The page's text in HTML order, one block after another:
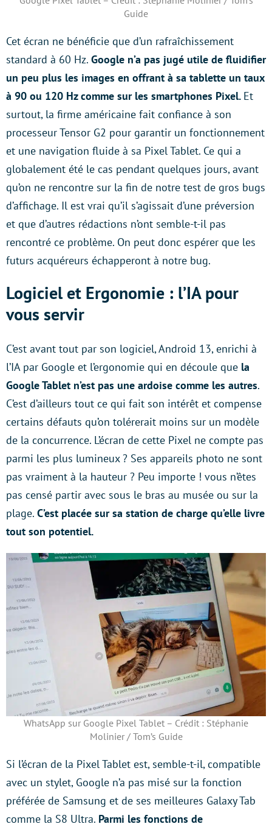
Guide
Cet écran ne bénéficie que d’un rafraîchissement
standard à 60 Hz. Google n’a pas jugé utile de fluidifier
un peu plus les images en offrant à sa tablette un taux
à 90 ou 120 Hz comme sur les smartphones Pixel. Et
surtout, la firme américaine fait confiance à son
processeur Tensor G2 pour garantir un fonctionnement
et une navigation fluide à sa Pixel Tablet. Ce qui a
globalement été le cas pendant quelques jours, avant
qu’on ne rencontre sur la fin de notre test de gros bugs
d’affichage. Il est vrai qu’il s’agissait d’une préversion
et que d’autres rédactions n’ont semble-t-il pas
rencontré ce problème. On peut donc espérer que les
futurs acquéreurs échapperont à notre bug.
Logiciel et Ergonomie : l’IA pour
vous servir
C’est avant tout par son logiciel, Android 13, enrichi à
l’IA par Google et l’ergonomie qui en découle que la
Google Tablet n’est pas une ardoise comme les autres.
C’est d’ailleurs tout ce qui fait son intérêt et compense
certains défauts qu’on tolérerait moins sur un modèle
de la concurrence. L’écran de cette Pixel ne compte pas
parmi les plus lumineux ? Ses appareils photo ne sont
pas vraiment à la hauteur ? Peu importe ! vous n’êtes
pas censé partir avec sous le bras au musée ou sur la
plage. C’est placée sur sa station de charge qu’elle livre
tout son potentiel.
WhatsApp sur Google Pixel Tablet – Crédit : Stéphanie
Molinier / Tom’s Guide
Si l’écran de la Pixel Tablet est, semble-t-il, compatible
avec un stylet, Google n’a pas misé sur la fonction
préférée de Samsung et de ses meilleures Galaxy Tab
comme la S8 Ultra. Parmi les fonctions de